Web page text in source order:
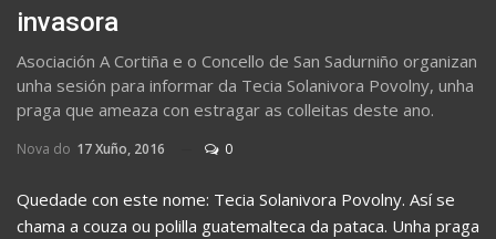
invasora
Asociación A Cortiña e o Concello de San Sadurniño organizan
unha sesión para informar da Tecia Solanivora Povolny, unha
praga que ameaza con estragar as colleitas deste ano.
Nova do 17 Xuño, 2016 0
Quedade con este nome: Tecia Solanivora Povolny. Así se
chama a couza ou polilla guatemalteca da pataca. Unha praga